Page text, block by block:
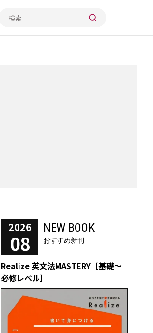
2026
08
NEW BOOK
おすすめ新刊
Realize 英文法MASTERY［基礎～
必修レベル］